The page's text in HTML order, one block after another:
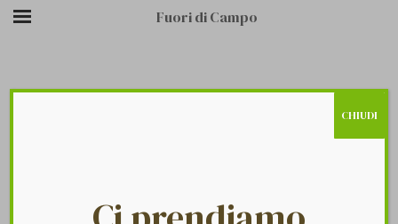
Fuori di Campo
BLACK BRAND
CHIUDI